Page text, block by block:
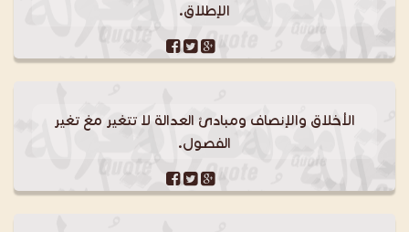
الإطلاق.
الأخلاق والإنصاف ومبادئ العدالة لا تتغير مغ تغير
الفصول.